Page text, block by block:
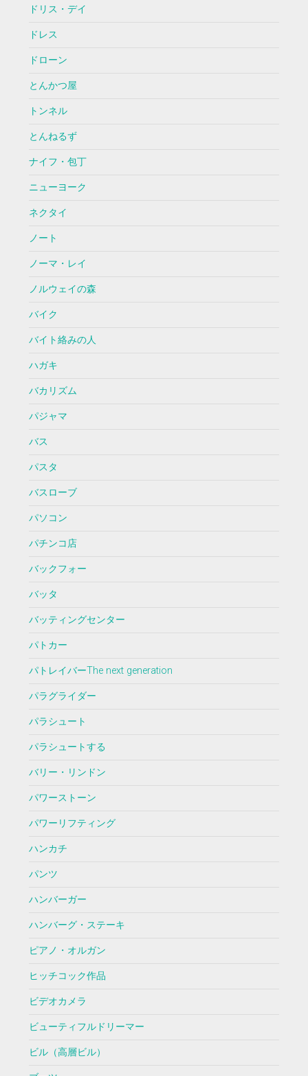
ドリス・デイ
ドレス
ドローン
とんかつ屋
トンネル
とんねるず
ナイフ・包丁
ニューヨーク
ネクタイ
ノート
ノーマ・レイ
ノルウェイの森
バイク
バイト絡みの人
ハガキ
バカリズム
パジャマ
バス
パスタ
バスローブ
パソコン
パチンコ店
バックフォー
バッタ
バッティングセンター
パトカー
パトレイバーThe next generation
パラグライダー
パラシュート
パラシュートする
バリー・リンドン
パワーストーン
パワーリフティング
ハンカチ
パンツ
ハンバーガー
ハンバーグ・ステーキ
ピアノ・オルガン
ヒッチコック作品
ビデオカメラ
ビューティフルドリーマー
ビル（高層ビル）